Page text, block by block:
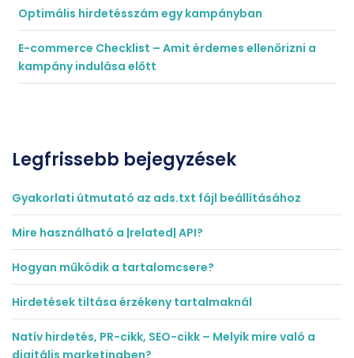
Optimális hirdetésszám egy kampányban
E-commerce Checklist – Amit érdemes ellenőrizni a
kampány indulása előtt
Legfrissebb bejegyzések
Gyakorlati útmutató az ads.txt fájl beállításához
Mire használható a |related| API?
Hogyan működik a tartalomcsere?
Hirdetések tiltása érzékeny tartalmaknál
Natív hirdetés, PR-cikk, SEO-cikk – Melyik mire való a
digitális marketingben?